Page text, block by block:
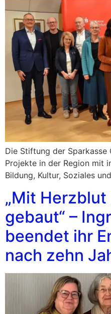
Die Stiftung der
Projekte in der Region mit
Bildung, Kultur, Soziales
„Mit Herzblut
gebaut“ –
beendet ihr
nach zehn